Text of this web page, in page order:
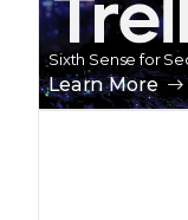
Trellix Wise
Sixth Sense for
Learn More